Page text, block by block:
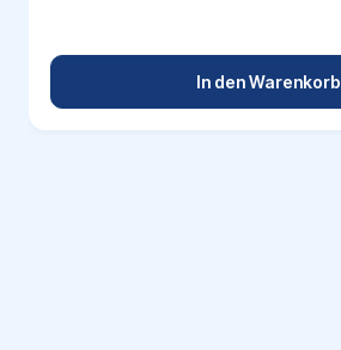
In den Warenkorb